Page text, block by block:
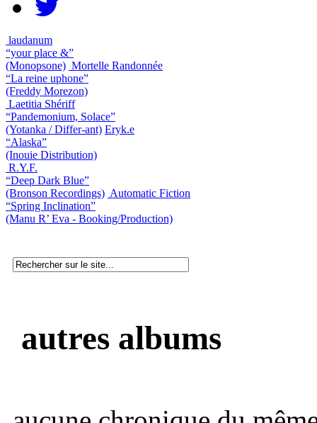
laudanum
“your place &”
(Monopsone) Mortelle Randonnée
“La reine uphone”
(Freddy Morezon)
Laetitia Shériff
“Pandemonium, Solace”
(Yotanka / Differ-ant) Eryk.e
“Alaska”
(Inouie Distribution)
R.Y.F.
“Deep Dark Blue”
(Bronson Recordings) Automatic Fiction
“Spring Inclination”
(Manu R’ Eva - Booking/Production)
autres albums